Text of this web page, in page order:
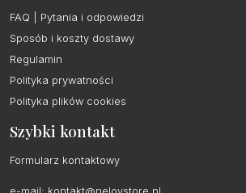
FAQ | Pytania i odpowiedzi
Sposób i koszty dostawy
Regulamin
Polityka prywatności
Polityka plików cookies
Szybki kontakt
Formularz kontaktowy